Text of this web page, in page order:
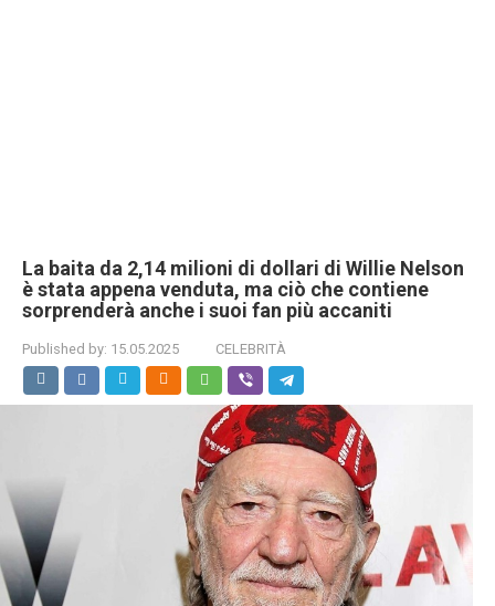
La baita da 2,14 milioni di dollari di Willie Nelson
è stata appena venduta, ma ciò che contiene
sorprenderà anche i suoi fan più accaniti
Published by: 15.05.2025 CELEBRITÀ